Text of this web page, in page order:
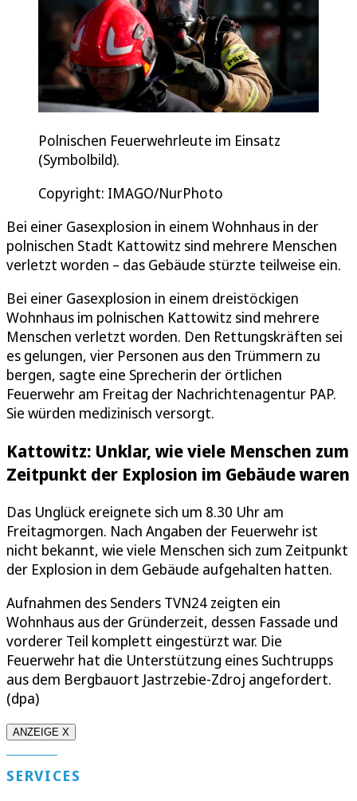
Polnischen Feuerwehrleute im Einsatz
(Symbolbild).
Copyright: IMAGO/NurPhoto
Bei einer Gasexplosion in einem Wohnhaus in der
polnischen Stadt Kattowitz sind mehrere Menschen
verletzt worden – das Gebäude stürzte teilweise ein.
Bei einer Gasexplosion in einem dreistöckigen
Wohnhaus im polnischen Kattowitz sind mehrere
Menschen verletzt worden. Den Rettungskräften sei
es gelungen, vier Personen aus den Trümmern zu
bergen, sagte eine Sprecherin der örtlichen
Feuerwehr am Freitag der Nachrichtenagentur PAP.
Sie würden medizinisch versorgt.
Kattowitz: Unklar, wie viele Menschen zum
Zeitpunkt der Explosion im Gebäude waren
Das Unglück ereignete sich um 8.30 Uhr am
Freitagmorgen. Nach Angaben der Feuerwehr ist
nicht bekannt, wie viele Menschen sich zum Zeitpunkt
der Explosion in dem Gebäude aufgehalten hatten.
Aufnahmen des Senders TVN24 zeigten ein
Wohnhaus aus der Gründerzeit, dessen Fassade und
vorderer Teil komplett eingestürzt war. Die
Feuerwehr hat die Unterstützung eines Suchtrupps
aus dem Bergbauort Jastrzebie-Zdroj angefordert.
(dpa)
ANZEIGE X
SERVICES